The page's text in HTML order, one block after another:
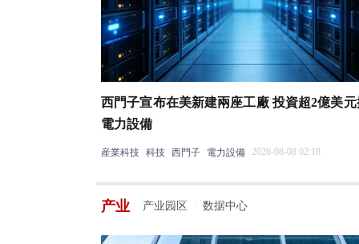
西門子宣布在美新建兩座工廠 投資超2億美
電力設備
産業科技 科技 西門子 電力設備 2026-08-08 02:18
产业 产业园区 数据中心